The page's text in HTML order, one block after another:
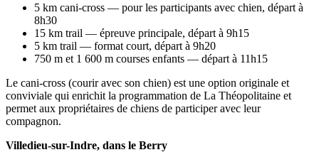
5 km cani-cross — pour les participants avec chien, départ à
8h30
15 km trail — épreuve principale, départ à 9h15
5 km trail — format court, départ à 9h20
750 m et 1 600 m courses enfants — départ à 11h15
Le cani-cross (courir avec son chien) est une option originale et
conviviale qui enrichit la programmation de La Théopolitaine et
permet aux propriétaires de chiens de participer avec leur
compagnon.
Villedieu-sur-Indre, dans le Berry